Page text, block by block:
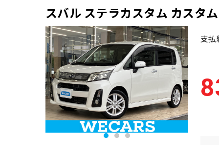
スバル ステラカスタム カスタ
支払